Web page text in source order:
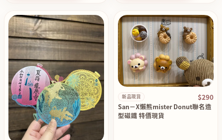
新品現貨 $290
San－X懶熊mister Donut聯名造
型磁鐵 特價現貨